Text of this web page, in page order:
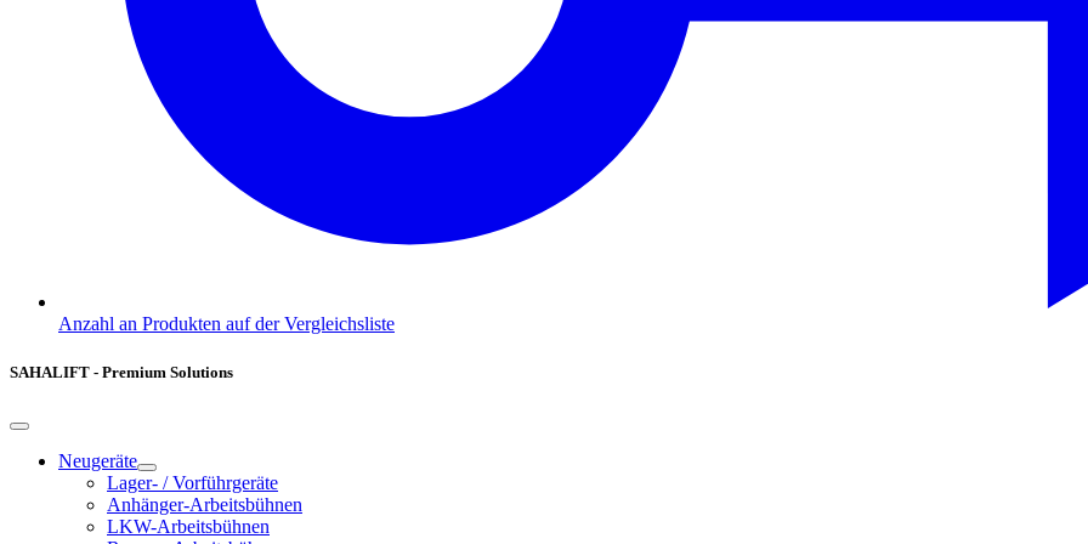
Anzahl an Produkten auf der Vergleichsliste
SAHALIFT - Premium Solutions
Neugeräte
Lager- / Vorführgeräte
Anhänger-Arbeitsbühnen
LKW-Arbeitsbühnen